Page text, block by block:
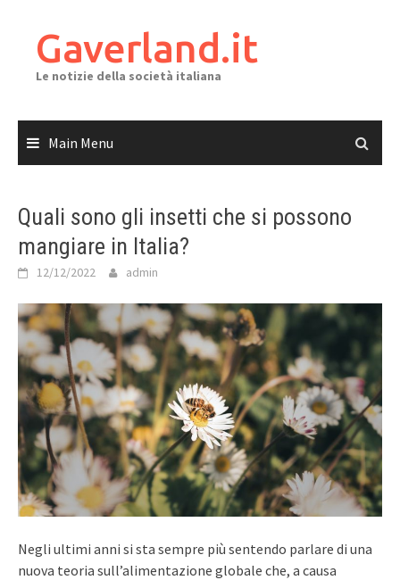
contentGaverland.it
Le notizie della società italiana
Main Menu
Quali sono gli insetti che si possono
mangiare in Italia?
12/12/2022 admin
Negli ultimi anni si sta sempre più sentendo parlare di una
nuova teoria sull’alimentazione globale che, a causa